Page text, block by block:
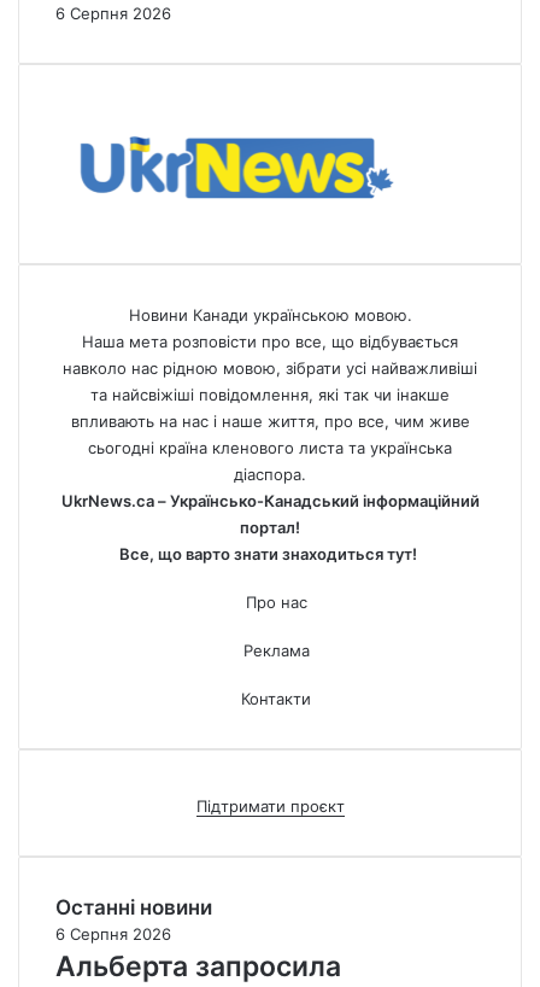
6 Серпня 2026
Новини Канади українською мовою.
Наша мета розповісти про все, що відбувається
навколо нас рідною мовою, зібрати усі найважливіші
та найсвіжіші повідомлення, які так чи інакше
впливають на нас і наше життя, про все, чим живе
сьогодні країна кленового листа та українська
діаспора.
UkrNews.ca – Українсько-Канадський інформаційний
портал!
Все, що варто знати знаходиться тут!
Про нас
Реклама
Контакти
Підтримати проєкт
Останні новини
6 Серпня 2026
Альберта запросила